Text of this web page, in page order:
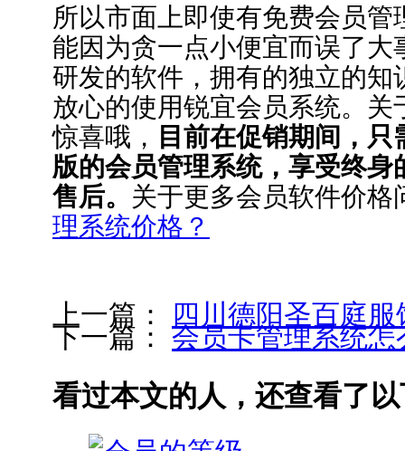
所以市面上即使有免费会员
能因为贪一点小便宜而误了
研发的软件，拥有的独立的
放心的使用锐宜会员系统。
惊喜哦， 目前在促销期间，
版的会员管理系统，享受终
售后。 关于更多会员软件价
理系统价格？
上一篇： 四川德阳圣百庭
下一篇： 会员卡管理系统怎
看过本文的人，还查看了